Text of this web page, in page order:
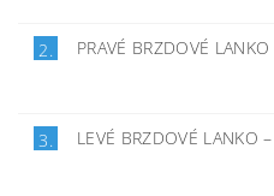
2. PRAVÉ BRZDOVÉ LANKO
3. LEVÉ BRZDOVÉ LANKO–